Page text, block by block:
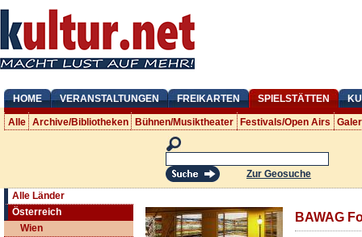
HOME VERANSTALTUNGEN FREIKARTEN SPIELSTÄTTEN
Alle Archive/Bibliotheken Bühnen/Musiktheater Festivals/Open Airs
Zur Geosuche
Alle Länder
Österreich
Wien
BAWAG